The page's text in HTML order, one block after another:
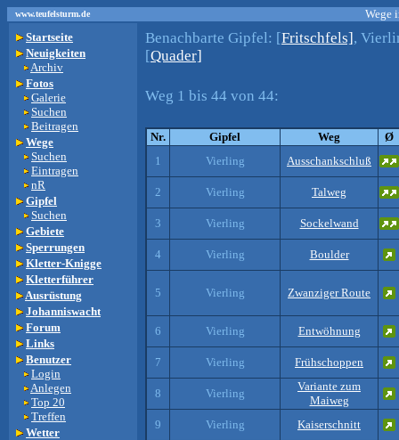
www.teufelsturm.de
Wege
Startseite
Neuigkeiten
Archiv
Fotos
Galerie
Suchen
Beitragen
Wege
Suchen
Eintragen
nR
Gipfel
Suchen
Gebiete
Sperrungen
Kletter-Knigge
Kletterführer
Ausrüstung
Johanniswacht
Forum
Links
Benutzer
Login
Anlegen
Top 20
Treffen
Wetter
Benachbarte Gipfel: [Fritschfels],
[Quader]
Weg 1 bis 44 von 44:
Nr. Gipfel Weg
Ø
1
Vierling Ausschankschluß
2 Vierling Talweg
3 Vierling Sockelwand
4 Vierling Boulder
5 Vierling Zwanziger Route
6 Vierling Entwöhnung
7 Vierling Frühschoppen
8 Vierling
Variante zum
Maiweg
9
Vierling Kaiserschnitt